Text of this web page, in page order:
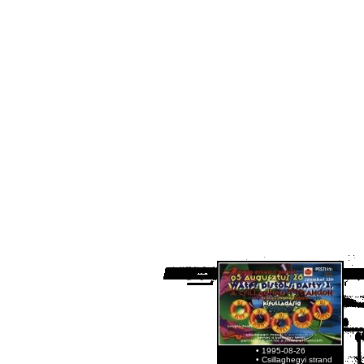
• 1995-08-26
• Csillaghegyi strand